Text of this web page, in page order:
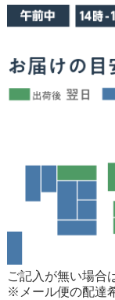
ご記入が無い場合
※メール便の配達